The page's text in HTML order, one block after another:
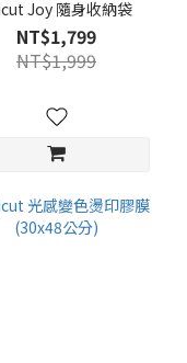
Joy 隨身收納袋
NT$1,799
NT$1,999